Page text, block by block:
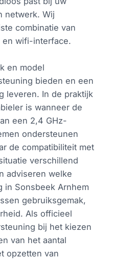
netwerk. Wij
combinatie van
en wifi-interface.
en model
bieden en een
leveren. In de praktijk
is wanneer de
een 2,4 GHz-
ondersteunen
de compatibiliteit met
verschillend
adviseren welke
in Sonsbeek Arnhem
gebruiksgemak,
Als officieel
bij het kiezen
van het aantal
opzetten van